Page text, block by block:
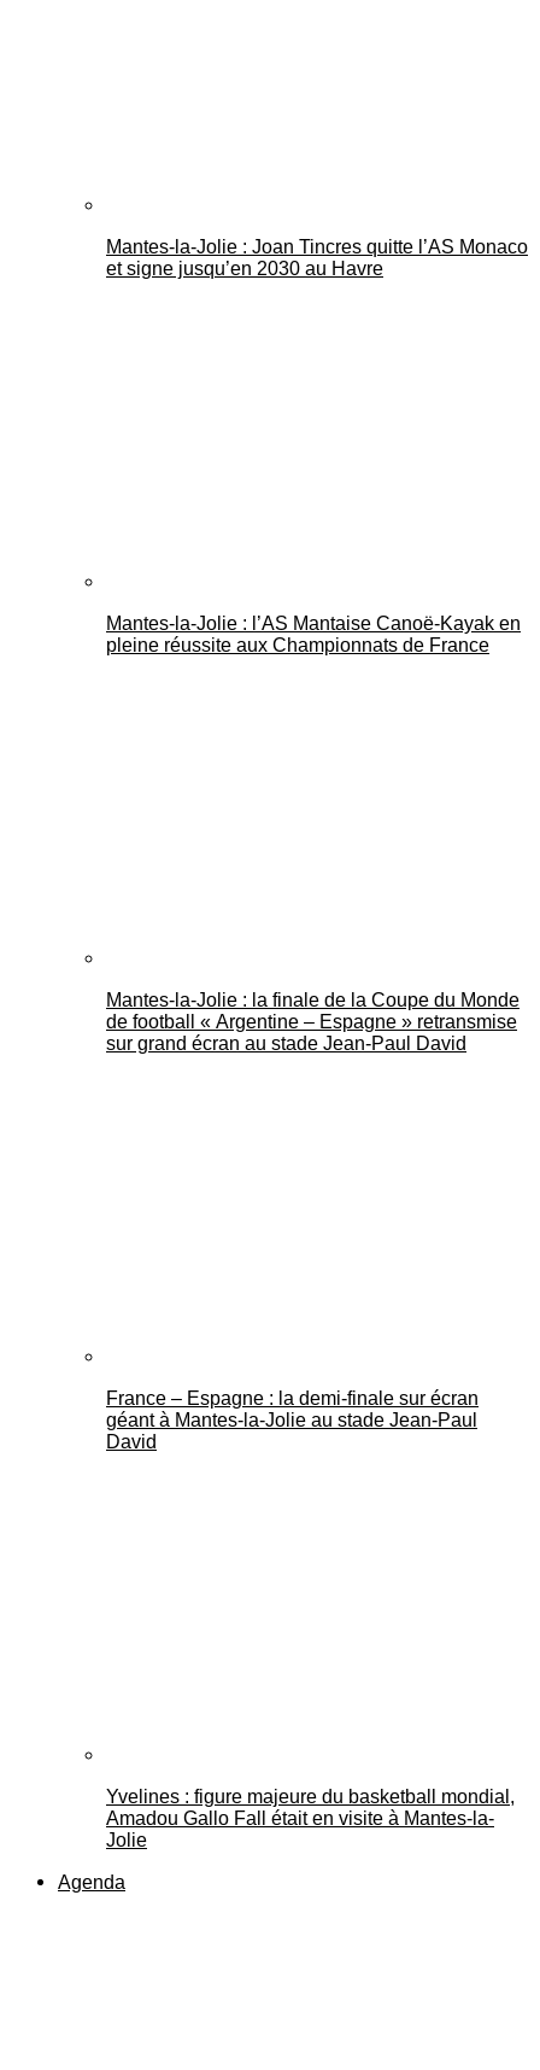
Mantes-la-Jolie : Joan Tincres quitte l’AS Monaco
et signe jusqu’en 2030 au Havre
Mantes-la-Jolie : l’AS Mantaise Canoë‑Kayak en
pleine réussite aux Championnats de France
Mantes-la-Jolie : la finale de la Coupe du Monde
de football « Argentine – Espagne » retransmise
sur grand écran au stade Jean-Paul David
France – Espagne : la demi-finale sur écran
géant à Mantes-la-Jolie au stade Jean-Paul
David
Yvelines : figure majeure du basketball mondial,
Amadou Gallo Fall était en visite à Mantes-la-
Jolie
Agenda